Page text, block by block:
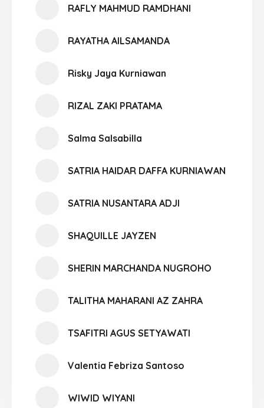
RAFLY MAHMUD RAMDHANI
RAYATHA AILSAMANDA
Risky Jaya Kurniawan
RIZAL ZAKI PRATAMA
Salma Salsabilla
SATRIA HAIDAR DAFFA KURNIAWAN
SATRIA NUSANTARA ADJI
SHAQUILLE JAYZEN
SHERIN MARCHANDA NUGROHO
TALITHA MAHARANI AZ ZAHRA
TSAFITRI AGUS SETYAWATI
Valentia Febriza Santoso
WIWID WIYANI